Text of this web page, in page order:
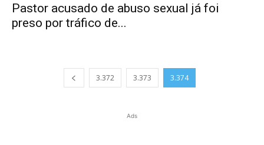
Pastor acusado de abuso sexual já foi
preso por tráfico de...
3.372 3.373 3.374
Ads